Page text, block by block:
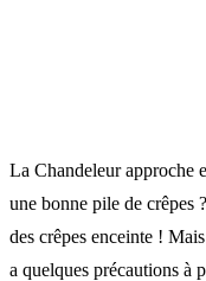
La Chandeleur approche
une bonne pile de crêpes
des crêpes enceinte !
a quelques précautions à